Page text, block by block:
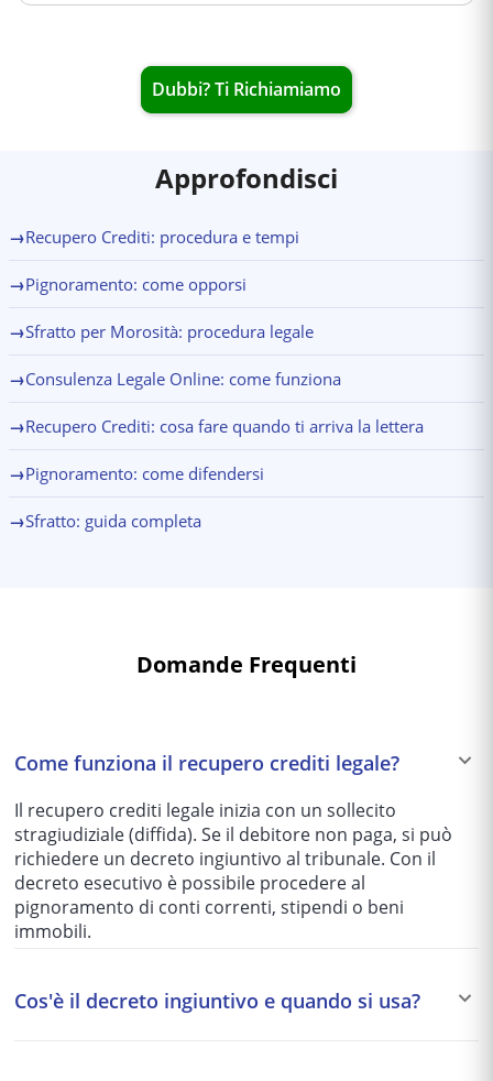
Dubbi? Ti Richiamiamo
Approfondisci
→Recupero Crediti: procedura e tempi
→Pignoramento: come opporsi
→Sfratto per Morosità: procedura legale
→Consulenza Legale Online: come funziona
→Recupero Crediti: cosa fare quando ti arriva la lettera
→Pignoramento: come difendersi
→Sfratto: guida completa
Domande Frequenti
Come funziona il recupero crediti legale?
Il recupero crediti legale inizia con un sollecito
stragiudiziale (diffida). Se il debitore non paga, si può
richiedere un decreto ingiuntivo al tribunale. Con il
decreto esecutivo è possibile procedere al
pignoramento di conti correnti, stipendi o beni
immobili.
Cos'è il decreto ingiuntivo e quando si usa?